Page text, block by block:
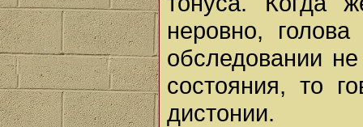
неровно,
обследовании
состояния, то
дистонии.